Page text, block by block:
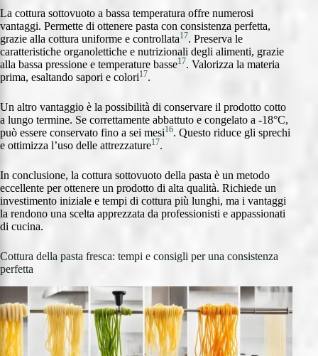
La cottura sottovuoto a bassa temperatura offre numerosi
vantaggi. Permette di ottenere pasta con consistenza perfetta,
grazie alla cottura uniforme e controllata17. Preserva le
caratteristiche organolettiche e nutrizionali degli alimenti, grazie
alla bassa pressione e temperature basse17. Valorizza la materia
prima, esaltando sapori e colori17.
Un altro vantaggio è la possibilità di conservare il prodotto cotto
a lungo termine. Se correttamente abbattuto e congelato a -18°C,
può essere conservato fino a sei mesi16. Questo riduce gli sprechi
e ottimizza l’uso delle attrezzature17.
In conclusione, la cottura sottovuoto della pasta è un metodo
eccellente per ottenere un prodotto di alta qualità. Richiede un
investimento iniziale e tempi di cottura più lunghi, ma i vantaggi
la rendono una scelta apprezzata da professionisti e appassionati
di cucina.
Cottura della pasta fresca: tempi e consigli per una consistenza
perfetta